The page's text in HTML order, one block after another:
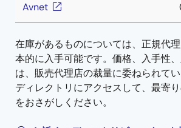
Avnet
在庫があるものについては、正規代
本的に入手可能です。価格、入手性
は、販売代理店の裁量に委ねられて
ディレクトリにアクセスして、最寄
をおさがしください。